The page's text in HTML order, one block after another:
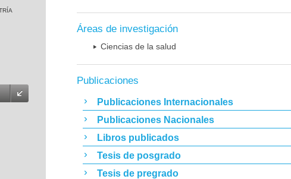
Áreas de investigación
Ciencias de la salud
Publicaciones
Publicaciones Internacionales
Publicaciones Nacionales
Libros publicados
Tesis de posgrado
Tesis de pregrado